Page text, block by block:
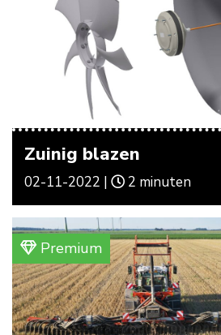
Zuinig blazen
02-11-2022 | 2 minuten
Premium